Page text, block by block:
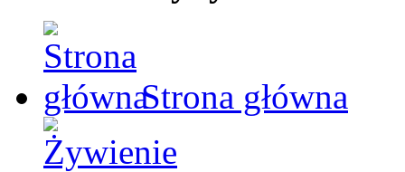
Strona główna